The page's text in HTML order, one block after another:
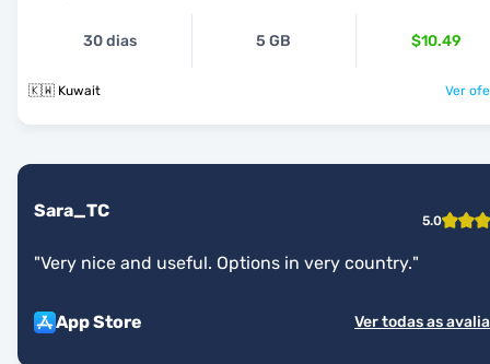
30 dias 5 GB $10.49
🇰🇼 Kuwait Ver
Sara_TC 5.0
"Very nice and useful. Options in very country."
App Store Ver todas as